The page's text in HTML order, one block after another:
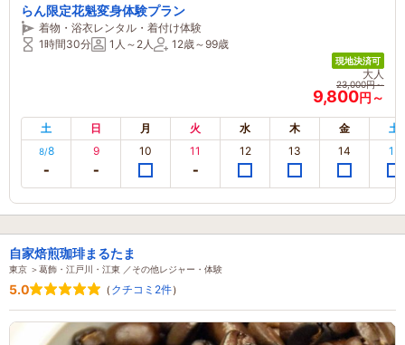
らん限定花魁変身体験プラン
着物・浴衣レンタル・着付け体験
1時間30分
1人～2人 12歳～99歳
現地決済可
大人
23,000円～
9,800円～
土 日 月 火 水 木 金 土
8/8 9 10 11 12 13 14 15
自家焙煎珈琲まるたま
東京 ＞葛飾・江戸川・江東 ／その他レジャー・体験
5.0 （ クチコミ2件）